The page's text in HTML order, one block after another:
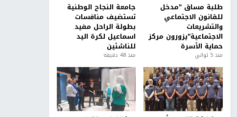
طلبة مساق "مدخل
للقانون الاجتماعي
والتشريعات
الاجتماعية"يزورون مركز
حماية الأسرة
منذ 5 ثواني
جامعة النجاح الوطنية
تستضيف منافسات
بطولة الراحل مفيد
اسماعيل لكرة اليد
للناشئين
منذ 48 دقيقة